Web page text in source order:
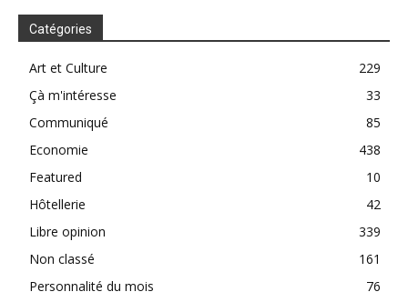
Catégories
Art et Culture
229
Çà m'intéresse
33
Communiqué
85
Economie
438
Featured
10
Hôtellerie
42
Libre opinion
339
Non classé
161
Personnalité du mois
76